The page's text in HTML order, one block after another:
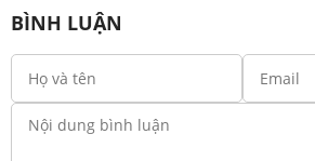
BÌNH LUẬN